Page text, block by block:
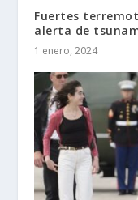
Fuertes
alerta de
1 enero, 2024